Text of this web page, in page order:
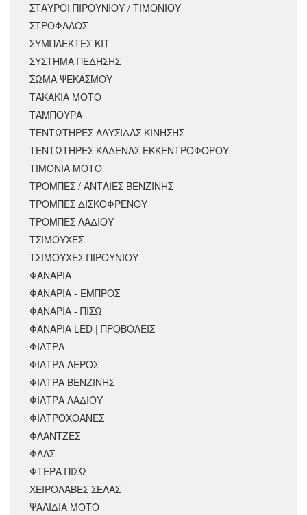
ΣΤΑΥΡΟΙ ΠΙΡΟΥΝΙΟΥ / ΤΙΜΟΝΙΟΥ
ΣΤΡΟΦΑΛΟΣ
ΣΥΜΠΛΕΚΤΕΣ ΚΙΤ
ΣΥΣΤΗΜΑ ΠΕΔΗΣΗΣ
ΣΩΜΑ ΨΕΚΑΣΜΟΥ
ΤΑΚΑΚΙΑ ΜΟΤΟ
ΤΑΜΠΟΥΡΑ
ΤΕΝΤΩΤΗΡΕΣ ΑΛΥΣΙΔΑΣ ΚΙΝΗΣΗΣ
ΤΕΝΤΩΤΗΡΕΣ ΚΑΔΕΝΑΣ ΕΚΚΕΝΤΡΟΦΟΡΟΥ
ΤΙΜΟΝΙΑ ΜΟΤΟ
ΤΡΟΜΠΕΣ / ΑΝΤΛΙΕΣ ΒΕΝΖΙΝΗΣ
ΤΡΟΜΠΕΣ ΔΙΣΚΟΦΡΕΝΟΥ
ΤΡΟΜΠΕΣ ΛΑΔΙΟΥ
ΤΣΙΜΟΥΧΕΣ
ΤΣΙΜΟΥΧΕΣ ΠΙΡΟΥΝΙΟΥ
ΦΑΝΑΡΙΑ
ΦΑΝΑΡΙΑ - ΕΜΠΡΟΣ
ΦΑΝΑΡΙΑ - ΠΙΣΩ
ΦΑΝΑΡΙΑ LED | ΠΡΟΒΟΛΕΙΣ
ΦΙΛΤΡΑ
ΦΙΛΤΡΑ ΑΕΡΟΣ
ΦΙΛΤΡΑ ΒΕΝΖΙΝΗΣ
ΦΙΛΤΡΑ ΛΑΔΙΟΥ
ΦΙΛΤΡΟΧΟΑΝΕΣ
ΦΛΑΝΤΖΕΣ
ΦΛΑΣ
ΦΤΕΡΑ ΠΙΣΩ
ΧΕΙΡΟΛΑΒΕΣ ΣΕΛΑΣ
ΨΑΛΙΔΙΑ ΜΟΤΟ